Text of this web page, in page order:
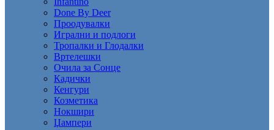
Done By Deer
Проодувалки
Игрални и подлоги
Тропалки и Глодалки
Вртелешки
Очила за Сонце
Кадички
Кенгури
Козметика
Нокшири
Џампери